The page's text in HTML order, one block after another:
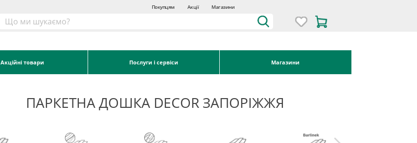
Покупцям Акції Магазини
Акційні товари Послуги і сервіси Магазини
ПАРКЕТНА ДОШКА DECOR ЗАПОРІЖЖЯ